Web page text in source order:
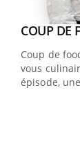
Youtube
COUP DE
Coup de
vous
épisode,